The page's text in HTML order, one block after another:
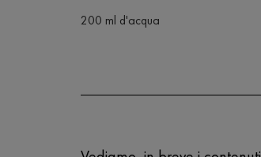
200 ml d'acqua